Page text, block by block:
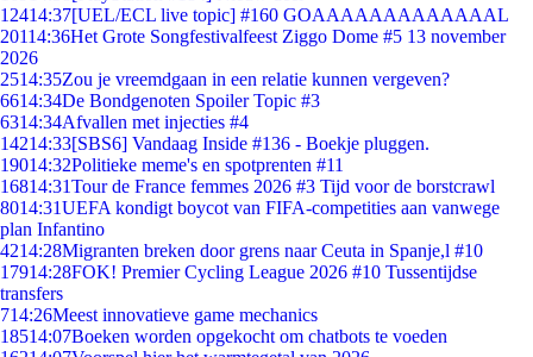
12414:37[UEL/ECL live topic] #160 GOAAAAAAAAAAAAAL
20114:36Het Grote Songfestivalfeest Ziggo Dome #5 13 november
2026
2514:35Zou je vreemdgaan in een relatie kunnen vergeven?
6614:34De Bondgenoten Spoiler Topic #3
6314:34Afvallen met injecties #4
14214:33[SBS6] Vandaag Inside #136 - Boekje pluggen.
19014:32Politieke meme's en spotprenten #11
16814:31Tour de France femmes 2026 #3 Tijd voor de borstcrawl
8014:31UEFA kondigt boycot van FIFA-competities aan vanwege
plan Infantino
4214:28Migranten breken door grens naar Ceuta in Spanje,l #10
17914:28FOK! Premier Cycling League 2026 #10 Tussentijdse
transfers
714:26Meest innovatieve game mechanics
18514:07Boeken worden opgekocht om chatbots te voeden